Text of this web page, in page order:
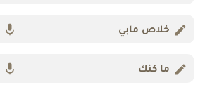
خلاص مابي
ما كنك